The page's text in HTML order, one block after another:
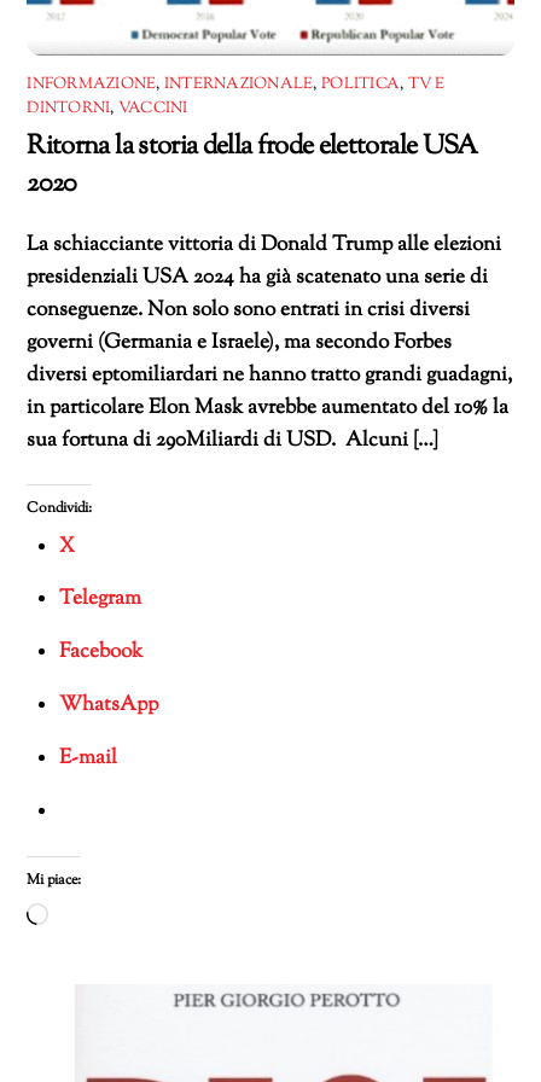
INFORMAZIONE, INTERNAZIONALE, POLITICA, TV E
DINTORNI, VACCINI
Ritorna la storia della frode elettorale USA
2020
La schiacciante vittoria di Donald Trump alle elezioni
presidenziali USA 2024 ha già scatenato una serie di
conseguenze. Non solo sono entrati in crisi diversi
governi (Germania e Israele), ma secondo Forbes
diversi eptomiliardari ne hanno tratto grandi guadagni,
in particolare Elon Mask avrebbe aumentato del 10% la
sua fortuna di 290Miliardi di USD. Alcuni […]
Condividi:
X
Telegram
Facebook
WhatsApp
E-mail
Mi piace:
Caricamento